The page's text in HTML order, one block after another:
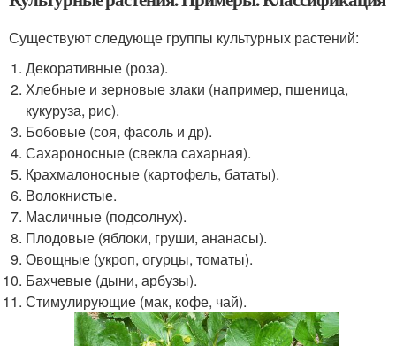
Существуют следующе группы культурных растений:
Декоративные (роза).
Хлебные и зерновые злаки (например, пшеница,
кукуруза, рис).
Бобовые (соя, фасоль и др).
Сахароносные (свекла сахарная).
Крахмалоносные (картофель, бататы).
Волокнистые.
Масличные (подсолнух).
Плодовые (яблоки, груши, ананасы).
Овощные (укроп, огурцы, томаты).
Бахчевые (дыни, арбузы).
Стимулирующие (мак, кофе, чай).